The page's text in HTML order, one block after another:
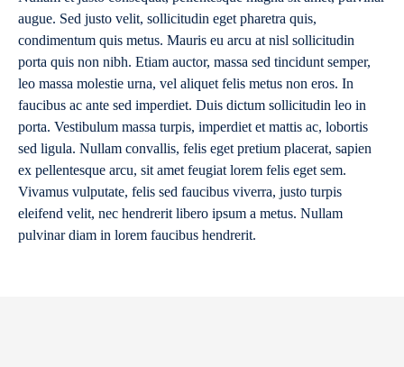
augue. Sed justo velit, sollicitudin eget pharetra quis,
condimentum quis metus. Mauris eu arcu at nisl sollicitudin
porta quis non nibh. Etiam auctor, massa sed tincidunt semper,
leo massa molestie urna, vel aliquet felis metus non eros. In
faucibus ac ante sed imperdiet. Duis dictum sollicitudin leo in
porta. Vestibulum massa turpis, imperdiet et mattis ac, lobortis
sed ligula. Nullam convallis, felis eget pretium placerat, sapien
ex pellentesque arcu, sit amet feugiat lorem felis eget sem.
Vivamus vulputate, felis sed faucibus viverra, justo turpis
eleifend velit, nec hendrerit libero ipsum a metus. Nullam
pulvinar diam in lorem faucibus hendrerit.